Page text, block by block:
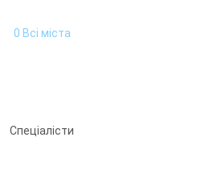
0 Всі міста
Спеціалісти